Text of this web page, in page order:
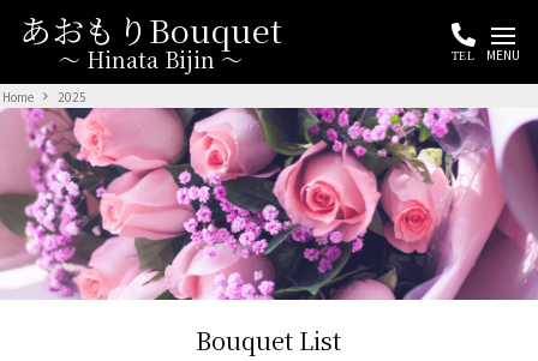
あおもりBouquet
～ Hinata Bijin ～ TEL MENU
Home 2025
Bouquet List